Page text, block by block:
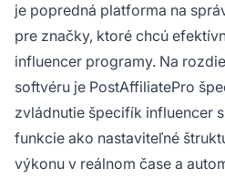
je popredná platforma na
pre značky, ktoré chcú
influencer programy. Na
softvéru je PostAffiliatePro
zvládnutie špecifík influencer
funkcie ako nastaviteľné
výkonu v reálnom čase a